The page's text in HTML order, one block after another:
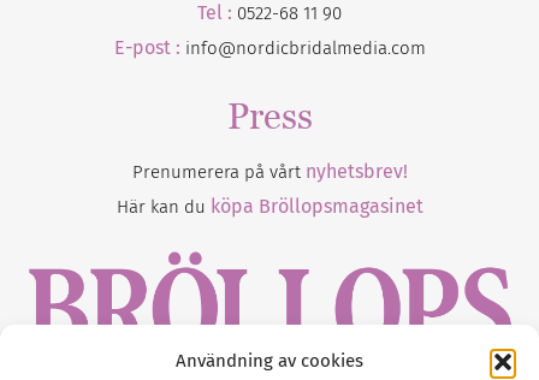
Användning av cookies
Tel : 0522-68 11 90
E-post : info@nordicbridalmedia.com
Press
Prenumerera på vårt nyhetsbrev!
Här kan du köpa Bröllopsmagasinet